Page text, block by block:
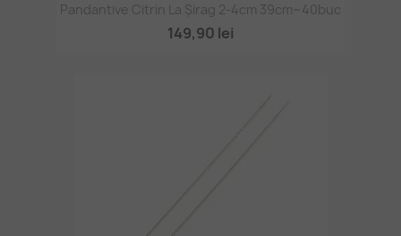
Pandantive Citrin La Șirag 2-4cm 39cm~40buc
149,90 lei